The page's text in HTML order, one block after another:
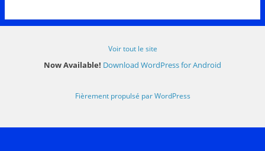
Voir tout le site
Now Available! Download WordPress for Android
Fièrement propulsé par WordPress